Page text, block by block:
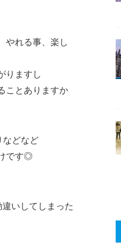
やれる事、楽し
りますし
ことありますか
などなど
です◎
いしてしまった